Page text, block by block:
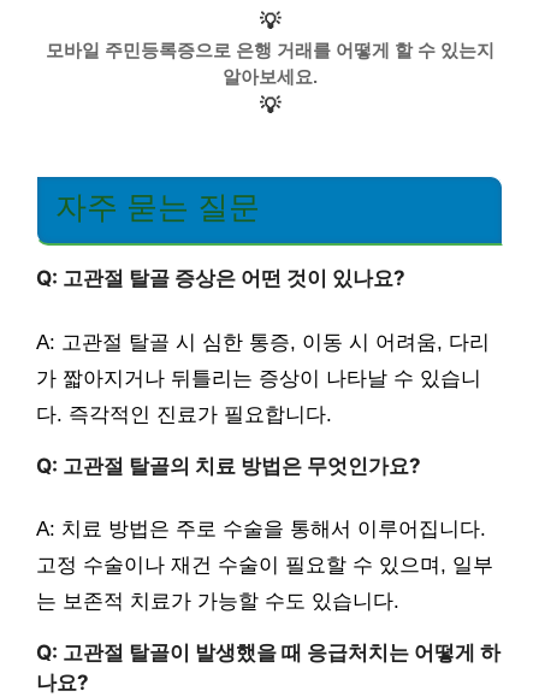
💡
모바일 주민등록증으로 은행 거래를 어떻게 할 수 있는지
알아보세요.
💡
자주 묻는 질문
Q: 고관절 탈골 증상은 어떤 것이 있나요?
A: 고관절 탈골 시 심한 통증, 이동 시 어려움, 다리
가 짧아지거나 뒤틀리는 증상이 나타날 수 있습니
다. 즉각적인 진료가 필요합니다.
Q: 고관절 탈골의 치료 방법은 무엇인가요?
A: 치료 방법은 주로 수술을 통해서 이루어집니다.
고정 수술이나 재건 수술이 필요할 수 있으며, 일부
는 보존적 치료가 가능할 수도 있습니다.
Q: 고관절 탈골이 발생했을 때 응급처치는 어떻게 하
나요?